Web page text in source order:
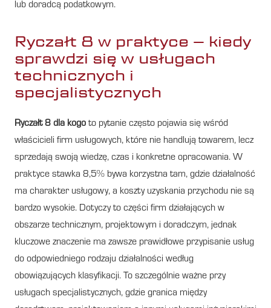
lub doradcą podatkowym.
Ryczałt 8 w praktyce – kiedy
sprawdzi się w usługach
technicznych i
specjalistycznych
Ryczałt 8 dla kogo to pytanie często pojawia się wśród
właścicieli firm usługowych, które nie handlują towarem, lecz
sprzedają swoją wiedzę, czas i konkretne opracowania. W
praktyce stawka 8,5% bywa korzystna tam, gdzie działalność
ma charakter usługowy, a koszty uzyskania przychodu nie są
bardzo wysokie. Dotyczy to części firm działających w
obszarze technicznym, projektowym i doradczym, jednak
kluczowe znaczenie ma zawsze prawidłowe przypisanie usług
do odpowiedniego rodzaju działalności według
obowiązujących klasyfikacji. To szczególnie ważne przy
usługach specjalistycznych, gdzie granica między